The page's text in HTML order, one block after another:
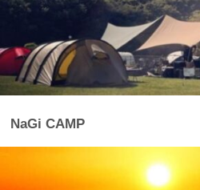
NaGi CAMP